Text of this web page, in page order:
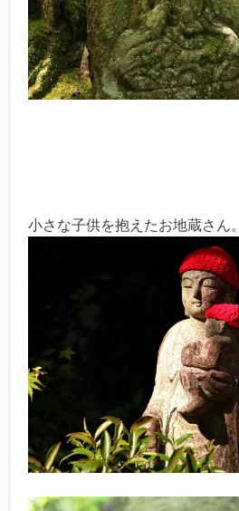
小さな子供を抱えたお地蔵さん。